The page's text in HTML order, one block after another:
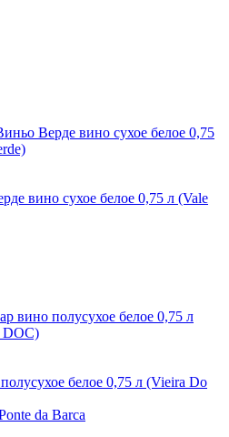
вино сухое белое 0,75 л (Vale
белое 0,75 л (Vieira Do
da Barca